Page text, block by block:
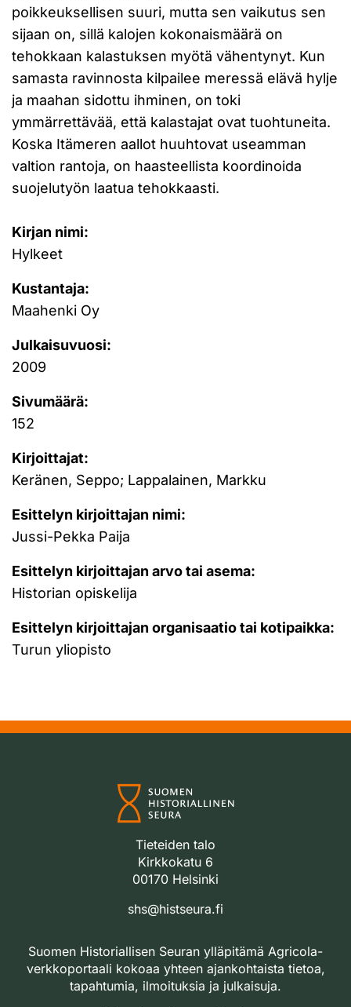
poikkeuksellisen suuri, mutta sen vaikutus sen
sijaan on, sillä kalojen kokonaismäärä on
tehokkaan kalastuksen myötä vähentynyt. Kun
samasta ravinnosta kilpailee meressä elävä hylje
ja maahan sidottu ihminen, on toki
ymmärrettävää, että kalastajat ovat tuohtuneita.
Koska Itämeren aallot huuhtovat useamman
valtion rantoja, on haasteellista koordinoida
suojelutyön laatua tehokkaasti.
Kirjan nimi:
Hylkeet
Kustantaja:
Maahenki Oy
Julkaisuvuosi:
2009
Sivumäärä:
152
Kirjoittajat:
Keränen, Seppo; Lappalainen, Markku
Esittelyn kirjoittajan nimi:
Jussi-Pekka Paija
Esittelyn kirjoittajan arvo tai asema:
Historian opiskelija
Esittelyn kirjoittajan organisaatio tai kotipaikka:
Turun yliopisto
Tieteiden talo
Kirkkokatu 6
00170 Helsinki
shs@histseura.fi
Suomen Historiallisen Seuran ylläpitämä Agricola-
verkkoportaali kokoaa yhteen ajankohtaista tietoa,
tapahtumia, ilmoituksia ja julkaisuja.